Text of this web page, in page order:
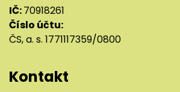
IČ:70918261
Číslo účtu:
ČS, a. s. 1771117359/0800
Kontakt